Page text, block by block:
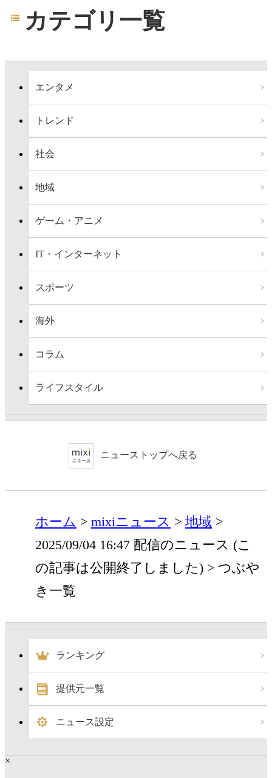
カテゴリ一覧
エンタメ
トレンド
社会
地域
ゲーム・アニメ
IT・インターネット
スポーツ
海外
コラム
ライフスタイル
ニューストップへ戻る
ホーム mixiニュース
地域
2025/09/04 16:47 配信のニュース (こ
の記事は公開終了しました)
つぶや
き一覧
ランキング
提供元一覧
ニュース設定
×